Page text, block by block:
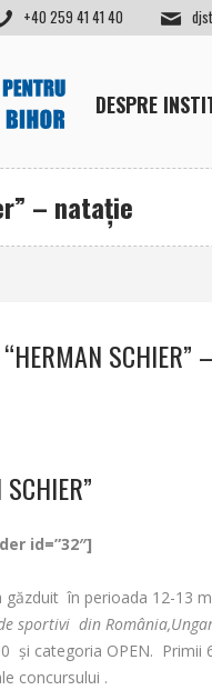
+40 259 41 41 40
DESPRE
– nataţie
SCHIER”
găzduit în perioada 12-13
sportivi din
şi categoria OPEN.
concursului .